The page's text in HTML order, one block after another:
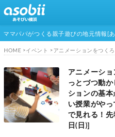
ママパパがつくる親子遊びの地元情報[
HOME イベント
アニメーシ
っとづつ動
ションの基
い授業がや
で見れる！
日(日)]